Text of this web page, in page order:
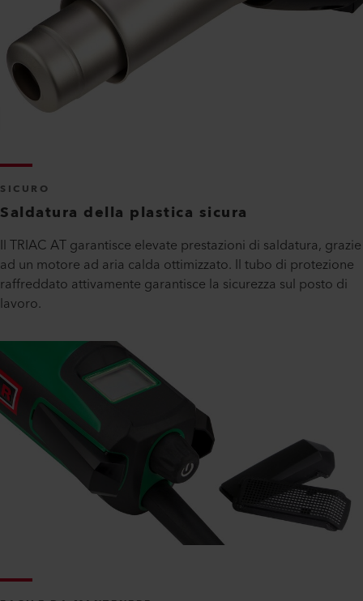
SICURO
Saldatura della plastica sicura
Il TRIAC AT garantisce elevate prestazioni di saldatura, grazie
ad un motore ad aria calda ottimizzato. Il tubo di protezione
raffreddato attivamente garantisce la sicurezza sul posto di
lavoro.